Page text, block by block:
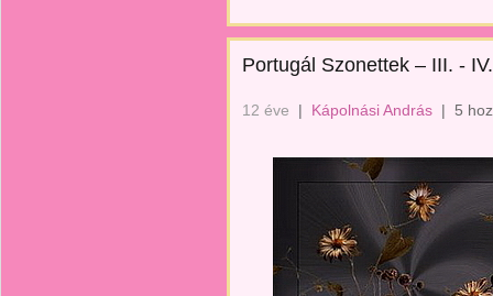
Portugál Szonettek – III. - IV.
12 éve | Kápolnási András | 5